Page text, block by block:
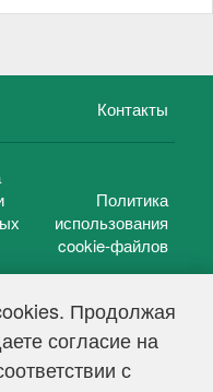
Продолжая
согласие на
с
Контакты
Политика
использования
cookie-файлов
№ ФС 77-39848, выдано